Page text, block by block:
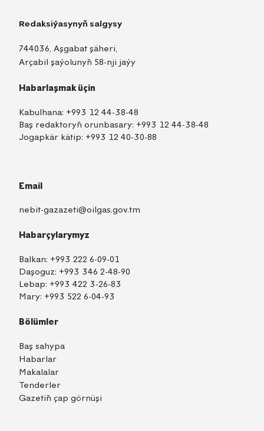
Redaksiýasynyň salgysy
744036, Aşgabat şäheri,
Arçabil şaýolunyň 58-nji jaýy
Habarlaşmak üçin
Kabulhana: +993 12 44-38-48
Baş redaktoryň orunbasary: +993 12 44-38-48
Jogapkär kätip: +993 12 40-30-88
Email
nebit-gazazeti@oilgas.gov.tm
Habarçylarymyz
Balkan: +993 222 6-09-01
Daşoguz: +993 346 2-48-90
Lebap: +993 422 3-26-83
Mary: +993 522 6-04-93
Bölümler
Baş sahypa
Habarlar
Makalalar
Tenderler
Gazetiň çap görnüşi